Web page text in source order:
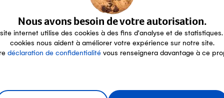
Nous avons besoin de votre autorisation.
internet utilise des cookies à des fins d'analyse et de statistiques.
cookies nous aident à améliorer votre expérience sur notre site.
déclaration de confidentialité vous renseignera davantage à ce